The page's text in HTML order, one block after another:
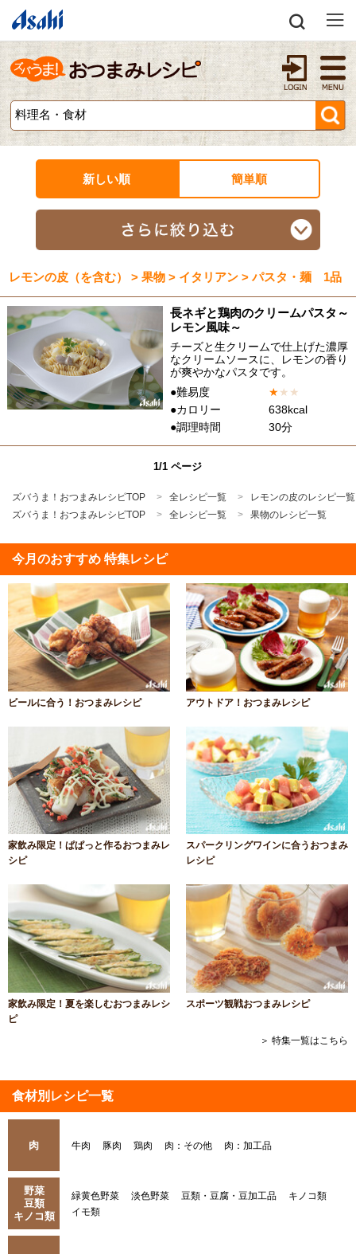
新しい順 簡単順
レモンの皮（を含む） > 果物 > イタリアン > パスタ・麺 1品
長ネギと鶏肉のクリームパスタ～
レモン風味～
チーズと生クリームで仕上げた濃厚
なクリームソースに、レモンの香り
が爽やかなパスタです。
●難易度
★★ ★
●カロリー
638kcal
●調理時間
30分
1/1 ページ
ズバうま！おつまみレシピTOP 全レシピ一覧
レモンの皮のレシピ一覧
ズバうま！おつまみレシピTOP
全レシピ一覧 果物のレシピ一覧
今月のおすすめ 特集レシピ
ビールに合う！おつまみレシピ アウトドア！おつまみレシピ
家飲み限定！ぱぱっと作るおつまみレ
シピ
スパークリングワインに合うおつまみ
レシピ
家飲み限定！夏を楽しむおつまみレシ
ピ
スポーツ観戦おつまみレシピ
＞ 特集一覧はこちら
食材別レシピ一覧
肉 牛肉 豚肉 鶏肉 肉：その他 肉：加工品
野菜
豆類
キノコ類
緑黄色野菜 淡色野菜 豆類・豆腐・豆加工品
キノコ類
イモ類